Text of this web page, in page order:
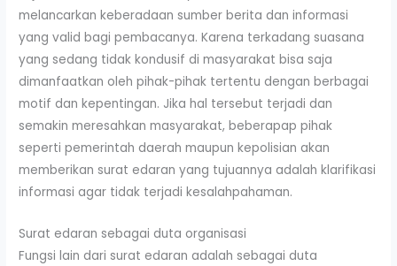
melancarkan keberadaan sumber berita dan informasi
yang valid bagi pembacanya. Karena terkadang suasana
yang sedang tidak kondusif di masyarakat bisa saja
dimanfaatkan oleh pihak-pihak tertentu dengan berbagai
motif dan kepentingan. Jika hal tersebut terjadi dan
semakin meresahkan masyarakat, beberapap pihak
seperti pemerintah daerah maupun kepolisian akan
memberikan surat edaran yang tujuannya adalah klarifikasi
informasi agar tidak terjadi kesalahpahaman.
Surat edaran sebagai duta organisasi
Fungsi lain dari surat edaran adalah sebagai duta